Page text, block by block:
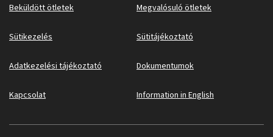
Beküldött ötletek Megvalósuló ötletek
Sütikezelés Sütitájékoztató
Adatkezelési tájékoztató Dokumentumok
Kapcsolat Information in English